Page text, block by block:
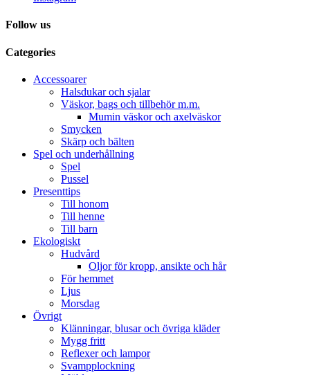
Follow us
Categories
Accessoarer
Halsdukar och sjalar
Väskor, bags och tillbehör m.m.
Mumin väskor och axelväskor
Smycken
Skärp och bälten
Spel och underhållning
Spel
Pussel
Presenttips
Till honom
Till henne
Till barn
Ekologiskt
Hudvård
Oljor för kropp, ansikte och hår
För hemmet
Ljus
Morsdag
Övrigt
Klänningar, blusar och övriga kläder
Mygg fritt
Reflexer och lampor
Svampplockning